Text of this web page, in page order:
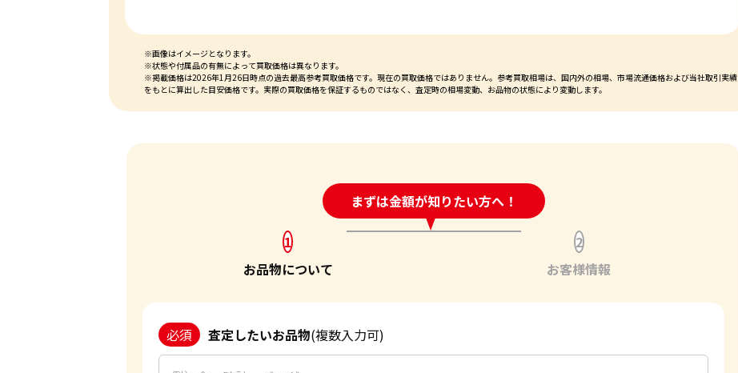
※画像はイメージとなります。
※状態や付属品の有無によって買取価格は異なります。
※掲載価格は2026年1月26日時点の過去最高参考買取価格です。現在の買取価格ではありません。参考買取相場は、国内外の相場、市場流通価格および当社取引実績
をもとに算出した目安価格です。実際の買取価格を保証するものではなく、査定時の相場変動、お品物の状態により変動します。
まずは金額が知りたい方へ！
24時間受付中!問い合わせフォーム
1
お品物について
2
お客様情報
必須 査定したいお品物(複数入力可)